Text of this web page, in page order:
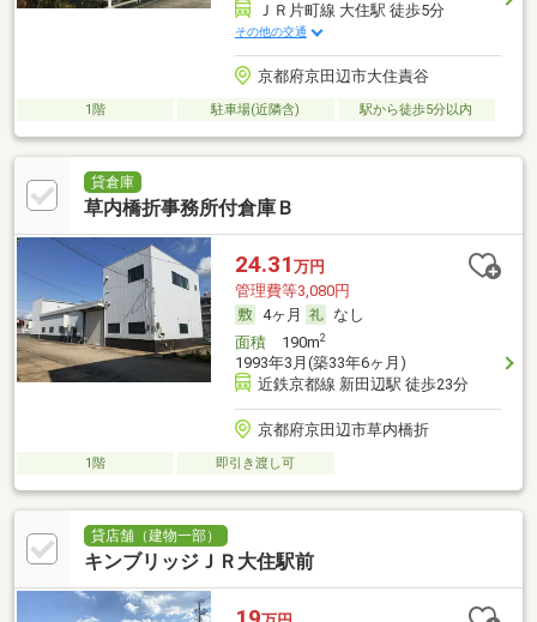
ＪＲ片町線 大住駅 徒歩5分
その他の交通
京都府京田辺市大住責谷
1階 駐車場(近隣含) 駅から徒歩5分以内
貸倉庫
草内橋折事務所付倉庫Ｂ
24.31 万円
管理費等3,080円
4ヶ月
なし
面積190m2
1993年3月(築33年6ヶ月)
近鉄京都線 新田辺駅 徒歩23分
京都府京田辺市草内橋折
1階 即引き渡し可
貸店舗（建物一部）
キンブリッジＪＲ大住駅前